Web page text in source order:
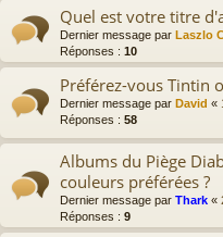
Quel est votre titre
Dernier message par Laszlo
Réponses : 10
Préférez-vous Tintin
Dernier message par David «
Réponses : 58
Albums du Piège
couleurs préférées ?
Dernier message par Thark «
Réponses : 9